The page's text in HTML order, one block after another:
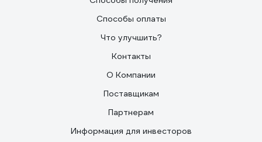
Способы оплаты
Что улучшить?
Контакты
О Компании
Поставщикам
Партнерам
Информация для инвесторов